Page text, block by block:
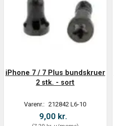
iPhone 7 / 7 Plus bundskruer
2 stk. - sort
Varenr.: 212842 L6-10
9,00 kr.